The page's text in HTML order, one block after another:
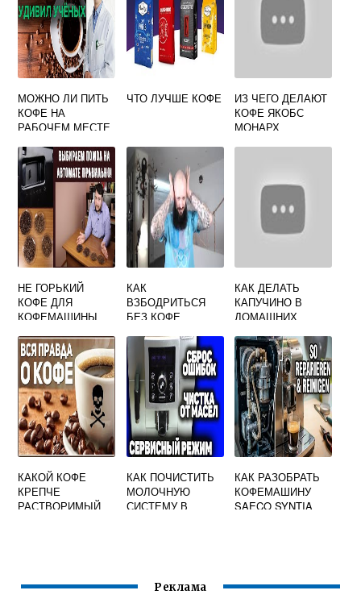
МОЖНО ЛИ ПИТЬ
КОФЕ НА
РАБОЧЕМ МЕСТЕ
ОР
ЧТО ЛУЧШЕ КОФЕ
ИЗ ЧЕГО ДЕЛАЮТ
КОФЕ ЯКОБС
МОНАРХ
НЕ ГОРЬКИЙ
КОФЕ ДЛЯ
КОФЕМАШИНЫ
КАК
ВЗБОДРИТЬСЯ
БЕЗ КОФЕ
КАК ДЕЛАТЬ
КАПУЧИНО В
ДОМАШНИХ
ТОК
КАКОЙ КОФЕ
КРЕПЧЕ
РАСТВОРИМЫЙ
КАК ПОЧИСТИТЬ
МОЛОЧНУЮ
СИСТЕМУ В
КАК РАЗОБРАТЬ
КОФЕМАШИНУ
SAECO SYNTIA
Реклама